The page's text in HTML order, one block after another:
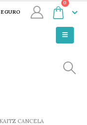
0
CANCELA